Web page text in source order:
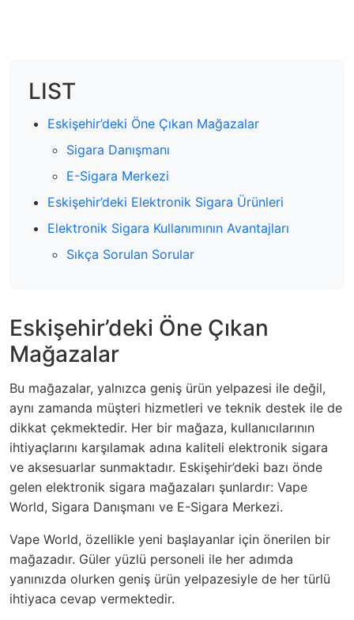
LIST
Eskişehir’deki Öne Çıkan Mağazalar
Sigara Danışmanı
E-Sigara Merkezi
Eskişehir’deki Elektronik Sigara Ürünleri
Elektronik Sigara Kullanımının Avantajları
Sıkça Sorulan Sorular
Eskişehir’deki Öne Çıkan
Mağazalar
Bu mağazalar, yalnızca geniş ürün yelpazesi ile değil,
aynı zamanda müşteri hizmetleri ve teknik destek ile de
dikkat çekmektedir. Her bir mağaza, kullanıcılarının
ihtiyaçlarını karşılamak adına kaliteli elektronik sigara
ve aksesuarlar sunmaktadır. Eskişehir’deki bazı önde
gelen elektronik sigara mağazaları şunlardır: Vape
World, Sigara Danışmanı ve E-Sigara Merkezi.
Vape World, özellikle yeni başlayanlar için önerilen bir
mağazadır. Güler yüzlü personeli ile her adımda
yanınızda olurken geniş ürün yelpazesiyle de her türlü
ihtiyaca cevap vermektedir.